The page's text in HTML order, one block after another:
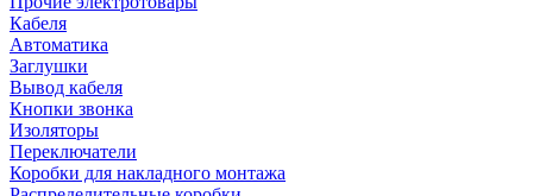
Кабеля
Автоматика
Заглушки
Вывод кабеля
Кнопки звонка
Изоляторы
Переключатели
Коробки для накладного монтажа